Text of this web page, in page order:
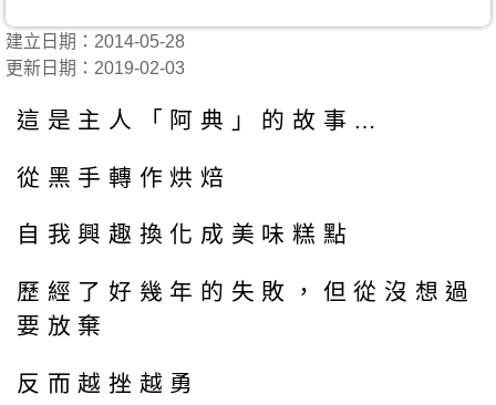
建立日期：2014-05-28
更新日期：2019-02-03
這是主人「阿典」的故事…
從黑手轉作烘焙
自我興趣換化成美味糕點
歷經了好幾年的失敗，但從沒想過
要放棄
反而越挫越勇